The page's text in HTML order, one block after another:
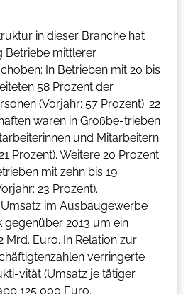
in dieser Branche hat
Betriebe mittlerer
In Betrieben mit 20 bis
58 Prozent der
(Vorjahr: 57 Prozent). 22
waren in Großbe-trieben
und Mitarbeitern
Prozent). Weitere 20 Prozent
mit zehn bis 19
23 Prozent).
im Ausbaugewerbe
gegenüber 2013 um ein
Mrd. Euro. In Relation zur
verringerte
vität (Umsatz je tätiger
125 000 Euro.